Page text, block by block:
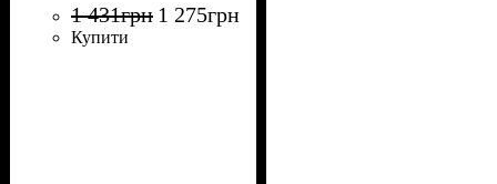
1 431грн 1 275грн
Купити